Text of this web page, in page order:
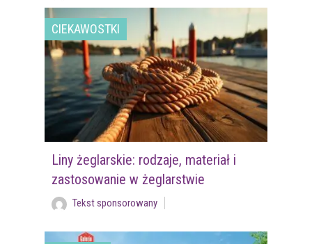
CIEKAWOSTKI
Liny żeglarskie: rodzaje, materiał i
zastosowanie w żeglarstwie
Tekst sponsorowany